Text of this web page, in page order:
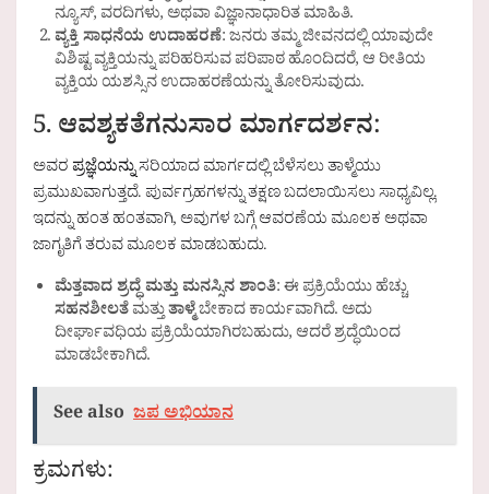
ನ್ಯೂಸ್, ವರದಿಗಳು, ಅಥವಾ ವಿಜ್ಞಾನಾಧಾರಿತ ಮಾಹಿತಿ.
ವ್ಯಕ್ತಿ ಸಾಧನೆಯ ಉದಾಹರಣೆ: ಜನರು ತಮ್ಮ ಜೀವನದಲ್ಲಿ ಯಾವುದೇ
ವಿಶಿಷ್ಟ ವ್ಯಕ್ತಿಯನ್ನು ಪರಿಹರಿಸುವ ಪರಿಪಾಠ ಹೊಂದಿದರೆ, ಆ ರೀತಿಯ
ವ್ಯಕ್ತಿಯ ಯಶಸ್ಸಿನ ಉದಾಹರಣೆಯನ್ನು ತೋರಿಸುವುದು.
5.ಆವಶ್ಯಕತೆಗನುಸಾರ ಮಾರ್ಗದರ್ಶನ:
ಅವರಪ್ರಜ್ಞೆಯನ್ನುಸರಿಯಾದ ಮಾರ್ಗದಲ್ಲಿ ಬೆಳೆಸಲು ತಾಳ್ಮೆಯು
ಪ್ರಮುಖವಾಗುತ್ತದೆ. ಪುರ್ವಗ್ರಹಗಳನ್ನು ತಕ್ಷಣ ಬದಲಾಯಿಸಲು ಸಾಧ್ಯವಿಲ್ಲ.
ಇದನ್ನು ಹಂತ ಹಂತವಾಗಿ, ಅವುಗಳ ಬಗ್ಗೆ ಆವರಣೆಯ ಮೂಲಕ ಅಥವಾ
ಜಾಗೃತಿಗೆ ತರುವ ಮೂಲಕ ಮಾಡಬಹುದು.
ಮೆತ್ತವಾದ ಶ್ರದ್ಧೆ ಮತ್ತು ಮನಸ್ಸಿನ ಶಾಂತಿ: ಈ ಪ್ರಕ್ರಿಯೆಯು ಹೆಚ್ಚು
ಸಹನಶೀಲತೆಮತ್ತುತಾಳ್ಮೆಬೇಕಾದ ಕಾರ್ಯವಾಗಿದೆ. ಅದು
ದೀರ್ಘಾವಧಿಯ ಪ್ರಕ್ರಿಯೆಯಾಗಿರಬಹುದು, ಆದರೆ ಶ್ರದ್ಧೆಯಿಂದ
ಮಾಡಬೇಕಾಗಿದೆ.
See also ಜಪ ಅಭಿಯಾನ
ಕ್ರಮಗಳು: